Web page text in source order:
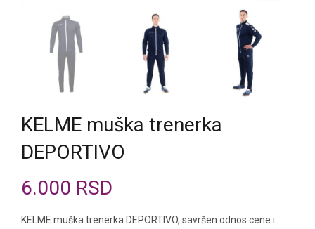
KELME muška trenerka
DEPORTIVO
6.000 RSD
KELME muška trenerka DEPORTIVO, savršen odnos cene i